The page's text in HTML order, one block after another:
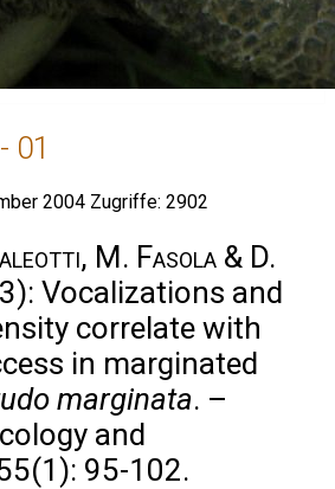
01
2004 Zugriffe: 2902
M. Fasola & D.
Vocalizations and
correlate with
in marginated
marginata. –
and
95-102.